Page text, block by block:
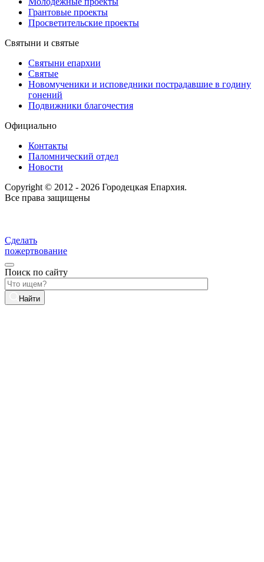
Грантовые проекты
Просветительские проекты
Святыни и святые
Святыни епархии
Святые
Новомученики и исповедники пострадавшие в годину
гонений
Подвижники благочестия
Официально
Контакты
Паломнический отдел
Новости
Copyright © 2012 - 2026 Городецкая Епархия.
Все права защищены
Сделать
пожертвование
Поиск по сайту
Найти